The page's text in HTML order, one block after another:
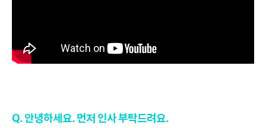
Q. 안녕하세요. 먼저 인사 부탁드려요.